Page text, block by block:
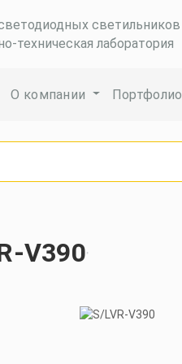
светильников
техническая лаборатория
О компании
Портфолио
V390